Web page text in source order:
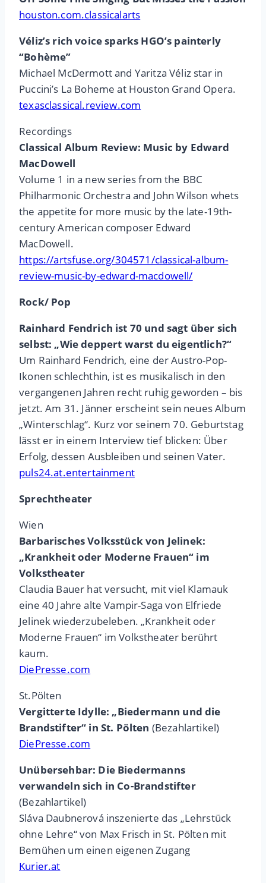
houston.com.classicalarts
Véliz’s rich voice sparks HGO’s painterly
“Bohème”
Michael McDermott and Yaritza Véliz star in
Puccini’s La Boheme at Houston Grand Opera.
texasclassical.review.com
Recordings
Classical Album Review: Music by Edward
MacDowell
Volume 1 in a new series from the BBC
Philharmonic Orchestra and John Wilson whets
the appetite for more music by the late-19th-
century American composer Edward
MacDowell.
https://artsfuse.org/304571/classical-album-
review-music-by-edward-macdowell/
Rock/ Pop
Rainhard Fendrich ist 70 und sagt über sich
selbst: „Wie deppert warst du eigentlich?“
Um Rainhard Fendrich, eine der Austro-Pop-
Ikonen schlechthin, ist es musikalisch in den
vergangenen Jahren recht ruhig geworden – bis
jetzt. Am 31. Jänner erscheint sein neues Album
„Winterschlag“. Kurz vor seinem 70. Geburtstag
lässt er in einem Interview tief blicken: Über
Erfolg, dessen Ausbleiben und seinen Vater.
puls24.at.entertainment
Sprechtheater
Wien
Barbarisches Volksstück von Jelinek:
„Krankheit oder Moderne Frauen“ im
Volkstheater
Claudia Bauer hat versucht, mit viel Klamauk
eine 40 Jahre alte Vampir-Saga von Elfriede
Jelinek wiederzubeleben. „Krankheit oder
Moderne Frauen“ im Volkstheater berührt
kaum.
DiePresse.com
St.Pölten
Vergitterte Idylle: „Biedermann und die
Brandstifter“ in St. Pölten (Bezahlartikel)
DiePresse.com
Unübersehbar: Die Biedermanns
verwandeln sich in Co-Brandstifter
(Bezahlartikel)
Sláva Daubnerová inszenierte das „Lehrstück
ohne Lehre“ von Max Frisch in St. Pölten mit
Bemühen um einen eigenen Zugang
Kurier.at